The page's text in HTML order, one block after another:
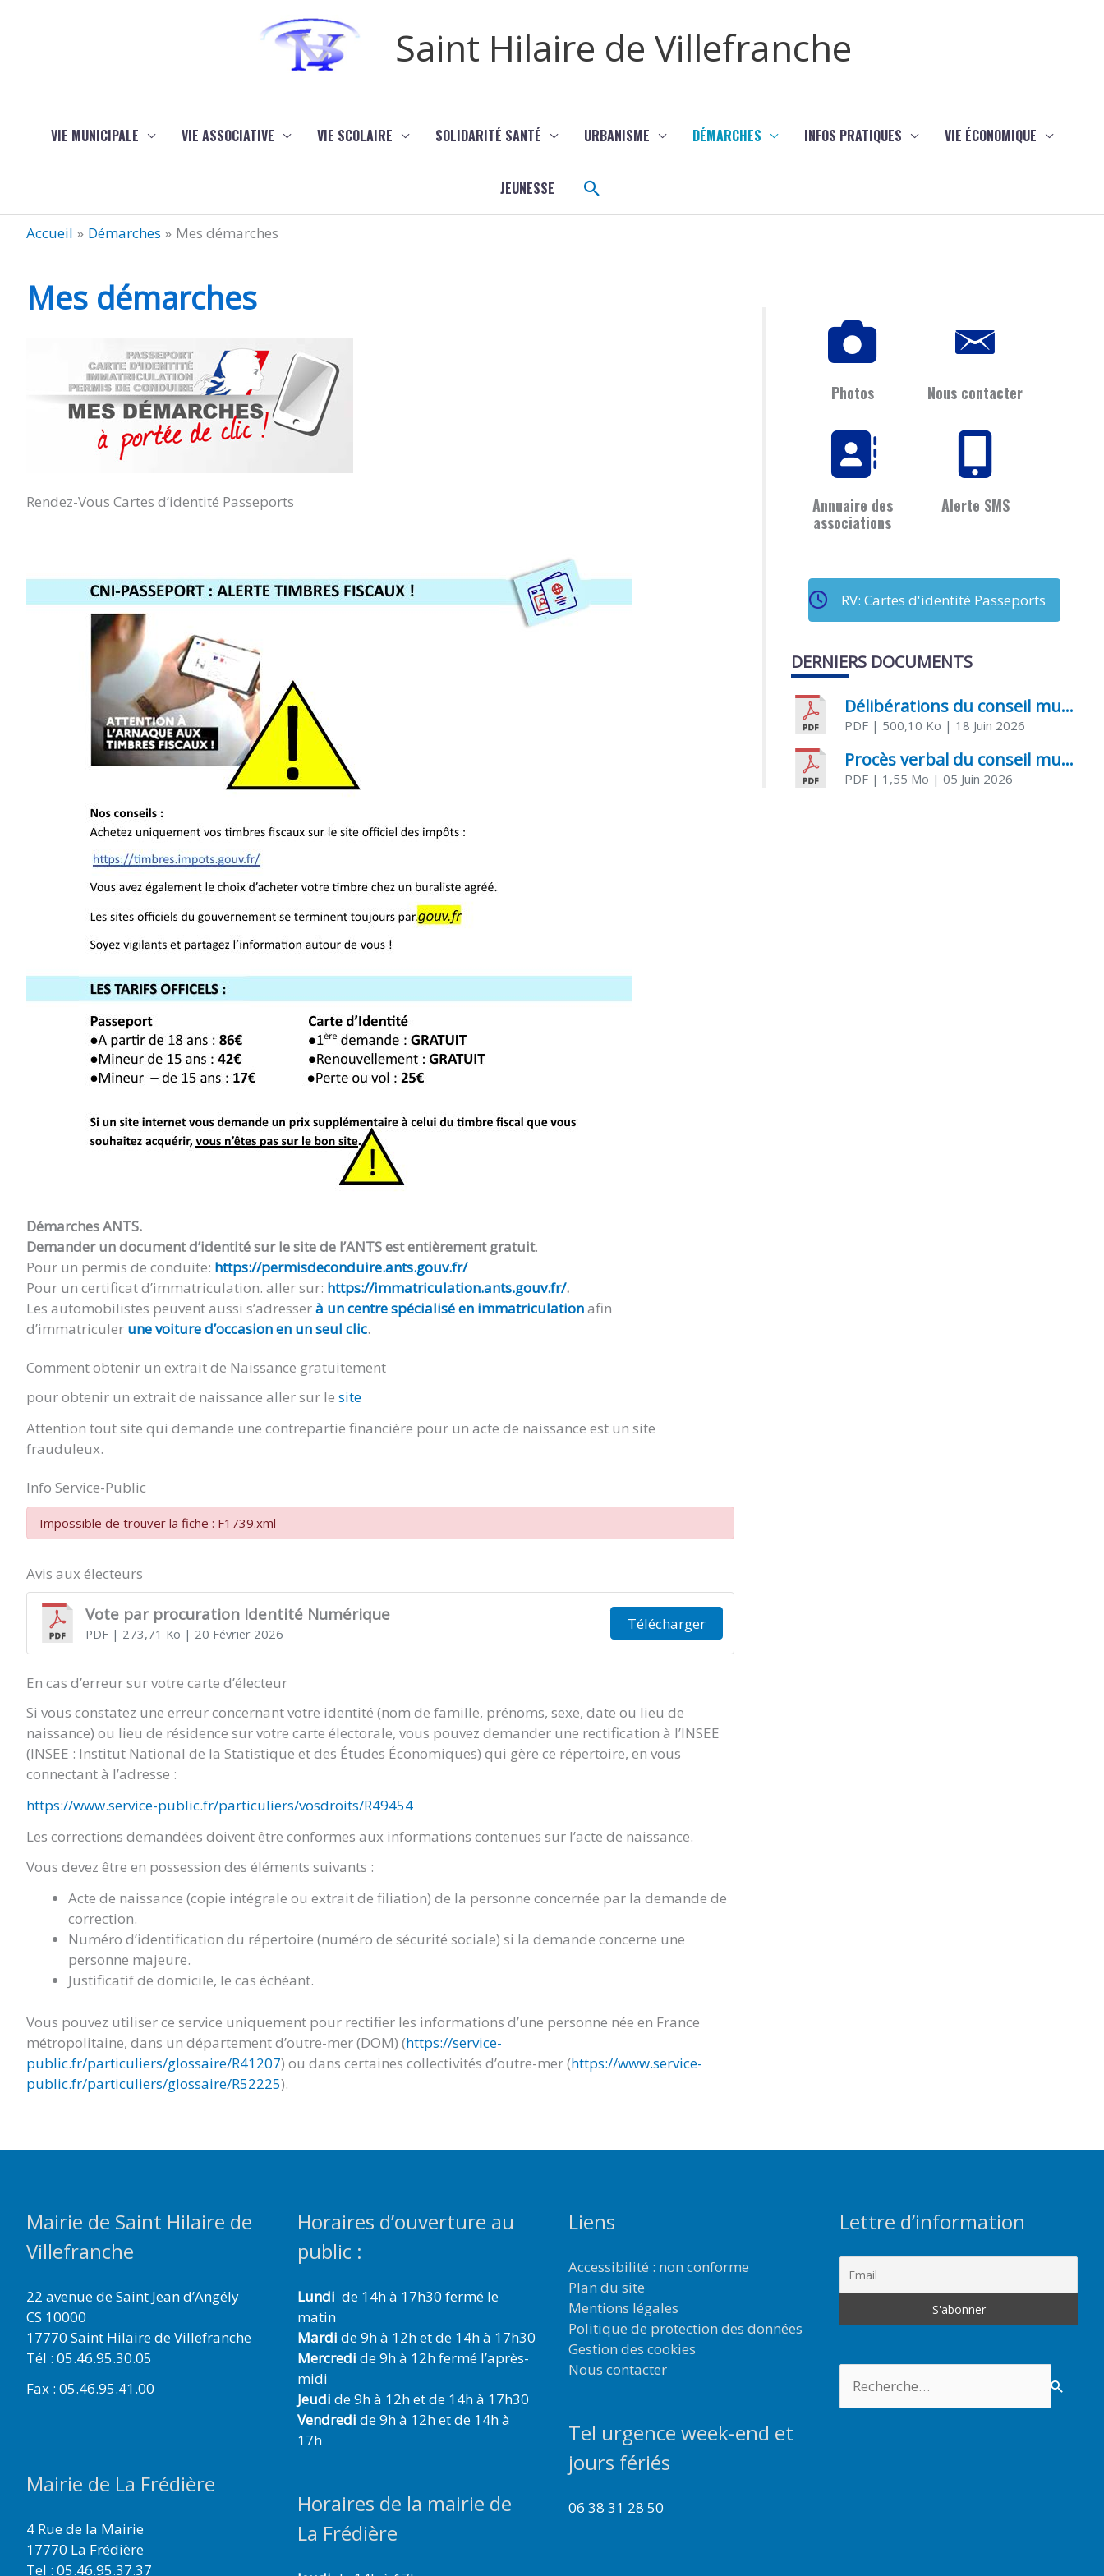
Saint Hilaire de Villefranche
VIE MUNICIPALE VIE ASSOCIATIVE VIE SCOLAIRE SOLIDARITÉ SANTÉ URBANISME DÉMARCHES INFOS PRATIQUES VIE ÉCONOMIQUE
JEUNESSE Rechercher
Accueil Démarches Mes démarches
Mes démarches
Rendez-Vous Cartes d’identité Passeports
Démarches ANTS.
Demander un document d’identité sur le site de l’ANTS est entièrement gratuit.
Pour un permis de conduite: https://permisdeconduire.ants.gouv.fr/
Pour un certificat d’immatriculation. aller sur: https://immatriculation.ants.gouv.fr/.
Les automobilistes peuvent aussi s’adresserà un centre spécialisé en immatriculationafin
d’immatriculer une voiture d’occasion en un seul clic.
Comment obtenir un extrait de Naissance gratuitement
pour obtenir un extrait de naissance aller sur le site
Attention tout site qui demande une contrepartie financière pour un acte de naissance est un site
frauduleux.
Info Service-Public
Impossible de trouver la fiche : F1739.xml
Avis aux électeurs
Vote par procuration Identité Numérique
PDF| 273,71 Ko | 20 Février 2026
Télécharger
En cas d’erreur sur votre carte d’électeur
Si vous constatez une erreur concernant votre identité (nom de famille, prénoms, sexe, date ou lieu de
naissance) ou lieu de résidence sur votre carte électorale, vous pouvez demander une rectification à l’INSEE
(INSEE : Institut National de la Statistique et des Études Économiques) qui gère ce répertoire, en vous
connectant à l’adresse :
https://www.service-public.fr/particuliers/vosdroits/R49454
Les corrections demandées doivent être conformes aux informations contenues sur l’acte de naissance.
Vous devez être en possession des éléments suivants :
Acte de naissance (copie intégrale ou extrait de filiation) de la personne concernée par la demande de
correction.
Numéro d’identification du répertoire (numéro de sécurité sociale) si la demande concerne une
personne majeure.
Justificatif de domicile, le cas échéant.
Vous pouvez utiliser ce service uniquement pour rectifier les informations d’une personne née en France
métropolitaine, dans un département d’outre-mer (DOM) (https://service-
public.fr/particuliers/glossaire/R41207) ou dans certaines collectivités d’outre-mer (https://www.service-
public.fr/particuliers/glossaire/R52225).
Photos Nous contacter
Annuaire des
associations
Alerte SMS
RV: Cartes d'identité Passeports
DERNIERS DOCUMENTS
Délibérations du conseil municipal du 18 juin 2026
PDF | 500,10 Ko | 18 Juin 2026
Procès verbal du conseil municipal du 05 juin 2026
PDF | 1,55 Mo | 05 Juin 2026
Mairie de Saint Hilaire de
Villefranche
22 avenue de Saint Jean d’Angély
CS 10000
17770 Saint Hilaire de Villefranche
Tél : 05.46.95.30.05
Fax : 05.46.95.41.00
Mairie de La Frédière
4 Rue de la Mairie
17770 La Frédière
Tel : 05.46.95.37.37
Horaires d’ouverture au
public :
Lundi de 14h à 17h30 fermé le
matin
Mardi de 9h à 12h et de 14h à 17h30
Mercredi de 9h à 12h fermé l’après-
midi
Jeudi de 9h à 12h et de 14h à 17h30
Vendredi de 9h à 12h et de 14h à
17h
Horaires de la mairie de
La Frédière
Liens
Accessibilité : non conforme
Plan du site
Mentions légales
Politique de protection des données
Gestion des cookies
Nous contacter
Tel urgence week-end et
jours fériés
06 38 31 28 50
Lettre d’information